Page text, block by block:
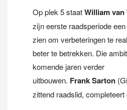
Op plek 5 staatWilliam van
zijn eerste raadsperiode
zien om verbeteringen te
beter te betrekken. Die
komende jaren verder
uitbouwen. Frank Sarton
zittend raadslid, completeert